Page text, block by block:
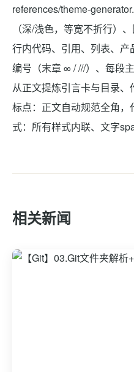
references/theme-
（深/浅色，等宽不折行）
行内代码、引用、列表、
编号（末章 ∞ / ///）、每段
从正文提炼引言卡与目录
标点：正文自动规范全角
式：所有样式内联、文字
相关新闻